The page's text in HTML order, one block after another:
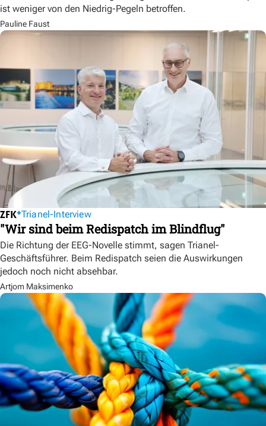
ist weniger von den Niedrig-Pegeln betroffen.
Pauline Faust
Trianel-Interview
"Wir sind beim Redispatch im Blindflug"
Die Richtung der EEG-Novelle stimmt, sagen Trianel-
Geschäftsführer. Beim Redispatch seien die Auswirkungen
jedoch noch nicht absehbar.
Artjom Maksimenko